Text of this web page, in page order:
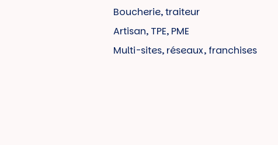
Boucherie, traiteur
Artisan, TPE, PME
Multi-sites, réseaux, franchises